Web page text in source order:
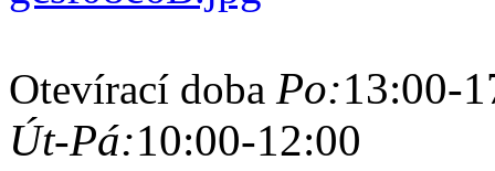
Otevírací doba Po:13:00-
Út-Pá:10:00-12:00